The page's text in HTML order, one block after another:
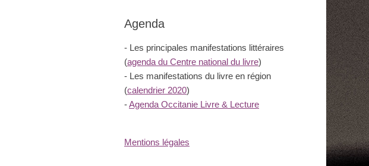
Agenda
- Les principales manifestations littéraires
(agenda du Centre national du livre)
- Les manifestations du livre en région
(calendrier 2020)
-Agenda Occitanie Livre & Lecture
Mentions légales